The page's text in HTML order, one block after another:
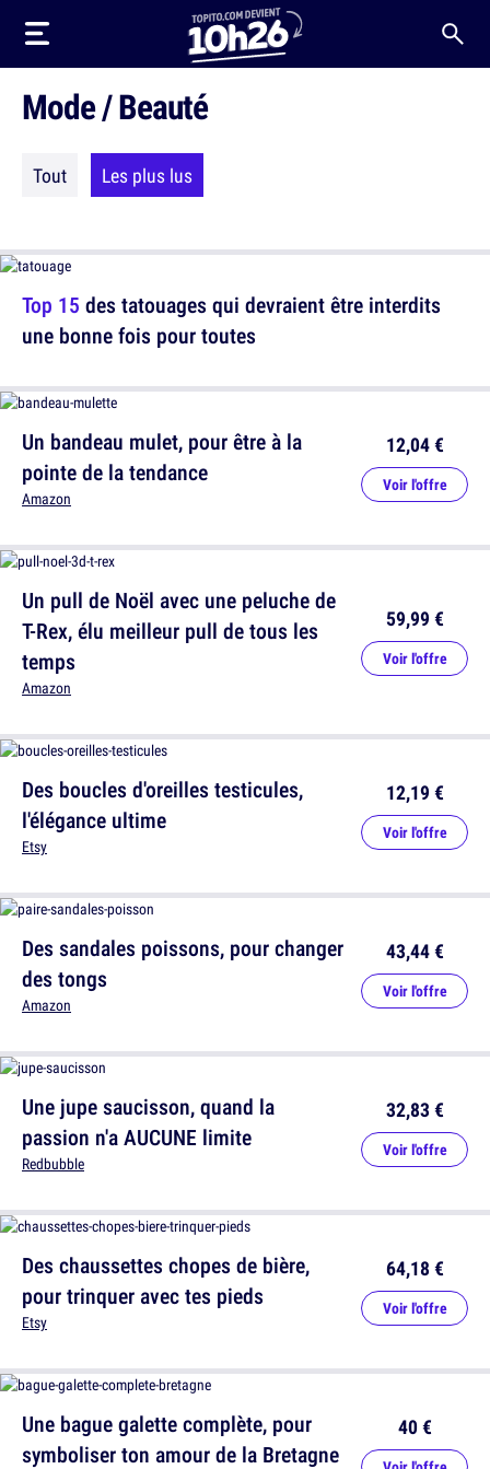
Mode / Beauté
Tout Les plus lus
Top 15 des tatouages qui devraient être interdits
une bonne fois pour toutes
Un bandeau mulet, pour être à la
pointe de la tendance
Amazon
12,04 €
Voir l'offre
Des boucles d'oreilles testicules,
l'élégance ultime
Etsy
12,19 €
Voir l'offre
Une jupe saucisson, quand la
passion n'a AUCUNE limite
Redbubble
32,83 €
Voir l'offre
Une bague galette complète, pour
symboliser ton amour de la Bretagne
40 €
Un pull de Noël avec une peluche de
T-Rex, élu meilleur pull de tous les
temps
Amazon
59,99 €
Voir l'offre
Des sandales poissons, pour changer
des tongs
Amazon
43,44 €
Voir l'offre
Des chaussettes chopes de bière,
pour trinquer avec tes pieds
Etsy
64,18 €
Voir l'offre